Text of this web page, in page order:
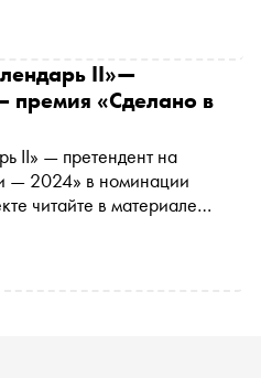
на паузу,
II»—
премия «Сделано в
II» — претендент на
— 2024» в номинации
читайте в материале